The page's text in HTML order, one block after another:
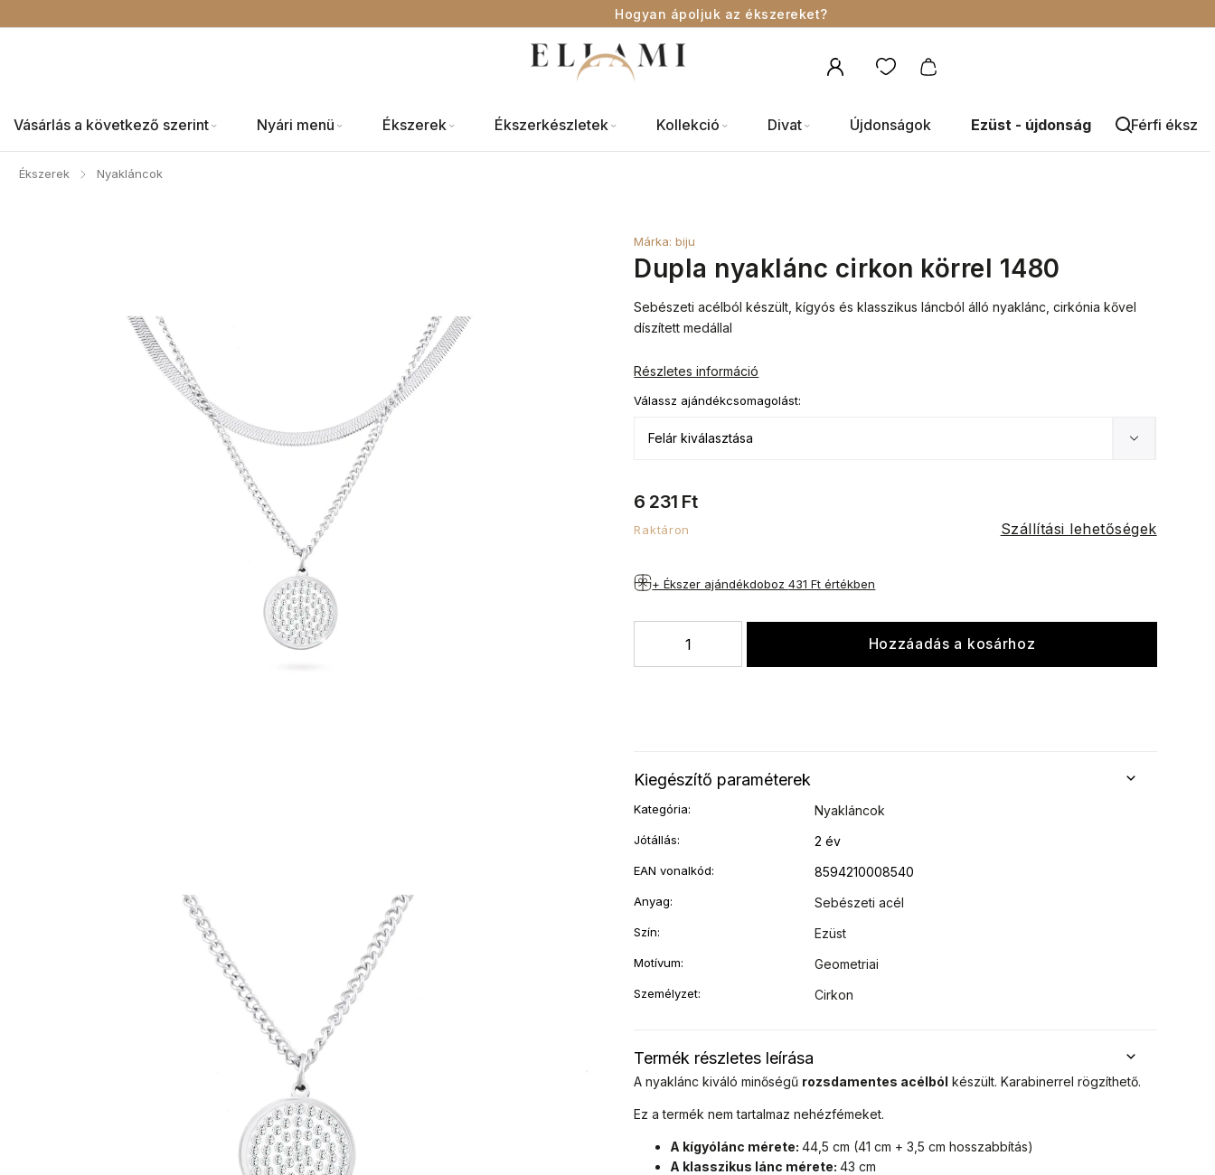
Hogyan ápoljuk az ékszereket?
Vásárlás a következő szerint Nyári menü Ékszerek Ékszerkészletek Kollekció Divat Újdonságok Ezüst - újdonság Férfi
Ékszerek / Nyakláncok
Dupla nyaklánc cirkon körrel 1480
Márka:biju
6 231 Ft
Raktáron Szállítási lehetőségek
Válassz ajándékcsomagolást:
Hozzáadás a kosárhoz
+ Ékszer ajándékdoboz431 Ft értékben
Sebészeti acélból készült, kígyós és klasszikus láncból álló nyaklánc, cirkónia kővel
díszített medállal
Részletes információ
Termék részletes leírása
A nyaklánc kiváló minőségű rozsdamentes acélból készült. Karabinerrel rögzíthető.
Ez a termék nem tartalmaz nehézfémeket.
A kígyólánc mérete:44,5 cm (41 cm + 3,5 cm hosszabbítás)
A klasszikus lánc mérete:43 cm
Kiegészítő paraméterek
Kategória: Nyakláncok
Jótállás: 2 év
EAN vonalkód: 8594210008540
Anyag: Sebészeti acél
Szín: Ezüst
Motívum: Geometriai
Személyzet: Cirkon